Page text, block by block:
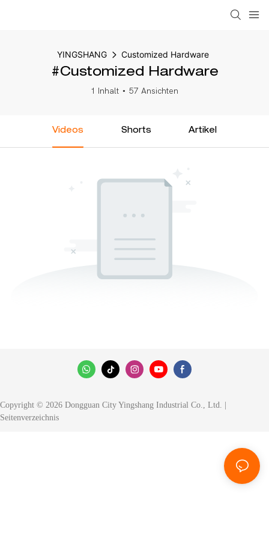
YINGSHANG Customized Hardware
#Customized Hardware
1 Inhalt 57 Ansichten
Videos Shorts Artikel
Copyright © 2026 Dongguan City Yingshang Industrial Co., Ltd. |
Seitenverzeichnis